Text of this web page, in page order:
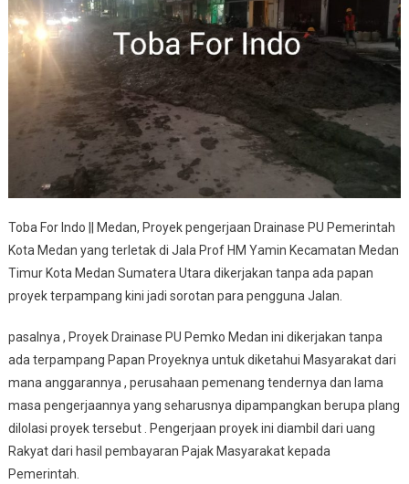
Galian
Buat
Jalan
Yang
Kemungkinan
Mencelakai
Pengguna
Toba For Indo || Medan, Proyek pengerjaan Drainase PU Pemerintah
Kota Medan yang terletak di Jala Prof HM Yamin Kecamatan Medan
Timur Kota Medan Sumatera Utara dikerjakan tanpa ada papan
proyek terpampang kini jadi sorotan para pengguna Jalan.
pasalnya , Proyek Drainase PU Pemko Medan ini dikerjakan tanpa
ada terpampang Papan Proyeknya untuk diketahui Masyarakat dari
mana anggarannya , perusahaan pemenang tendernya dan lama
masa pengerjaannya yang seharusnya dipampangkan berupa plang
dilolasi proyek tersebut . Pengerjaan proyek ini diambil dari uang
Rakyat dari hasil pembayaran Pajak Masyarakat kepada
Pemerintah.